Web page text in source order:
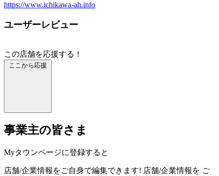
https://www.ichikawa-ah.info
ユーザーレビュー
この店舗を応援する！
ここから応援
事業主の皆さま
Myタウンページに登録すると
店舗/企業情報をご自身で編集できます! 店舗/企業情報を ご